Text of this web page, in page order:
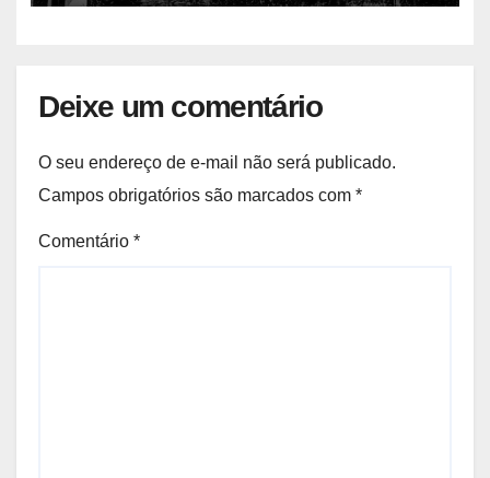
Deixe um comentário
O seu endereço de e-mail não será publicado.
Campos obrigatórios são marcados com *
Comentário *